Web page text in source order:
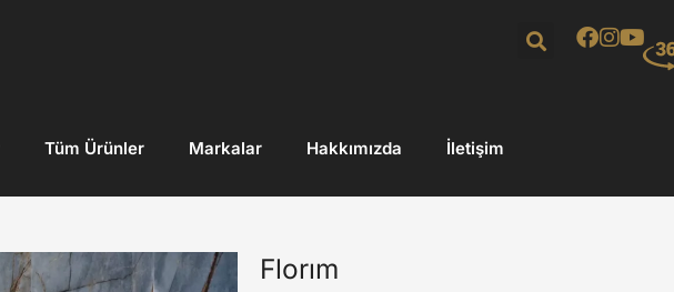
Tüm Ürünler Markalar Hakkımızda İletişim
Florım